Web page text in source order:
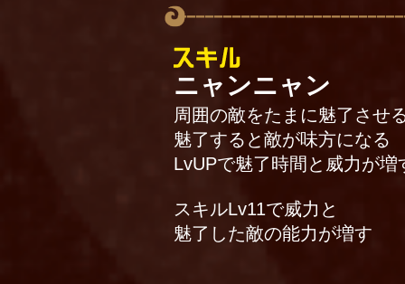
ニャンニャン
周囲の敵をたまに魅了させ
魅了すると敵が味方になる
LvUPで魅了時間と威力が増
スキルLv11で威力と
魅了した敵の能力が増す